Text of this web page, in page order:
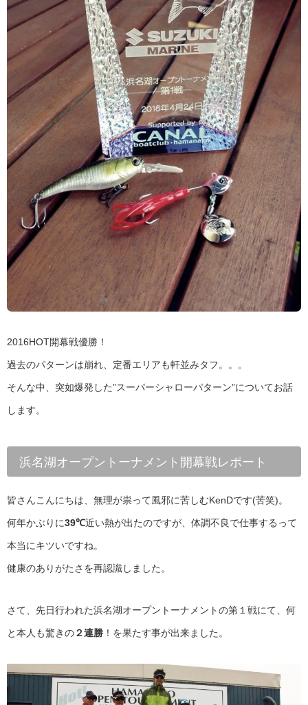
2016HOT開幕戦優勝！
過去のパターンは崩れ、定番エリアも軒並みタフ。。。
そんな中、突如爆発した”スーパーシャローパターン”についてお話
します。
浜名湖オープントーナメント開幕戦レポート
皆さんこんにちは、無理が祟って風邪に苦しむKenDです(苦笑)。
何年かぶりに39℃近い熱が出たのですが、体調不良で仕事するって
本当にキツいですね。
健康のありがたさを再認識しました。
さて、先日行われた浜名湖オープントーナメントの第１戦にて、何
と本人も驚きの２連勝 ！を果たす事が出来ました。